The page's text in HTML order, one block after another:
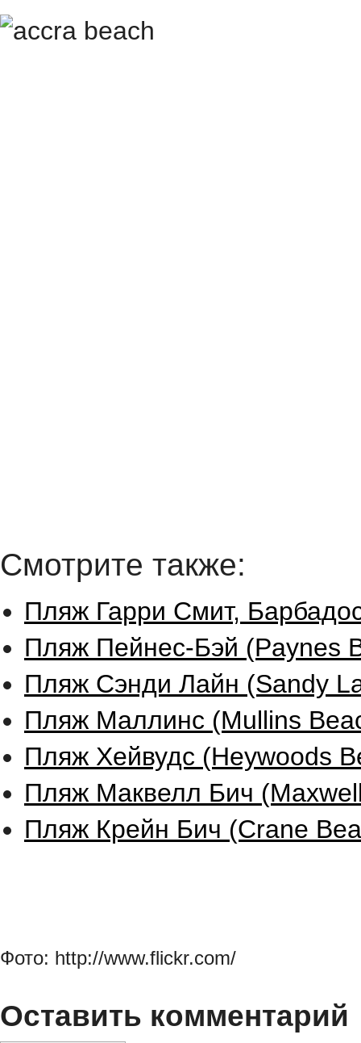
Смотрите также:
Пляж Гарри Смит,
Пляж Пейнес-Бэй (Paynes
Пляж Сэнди Лайн (Sandy
Пляж Маллинс (Mullins
Пляж Хейвудс (Heywoods
Пляж Маквелл Бич
Пляж Крейн Бич (Crane
Фото: http://www.flickr.com/
Оставить комментарий